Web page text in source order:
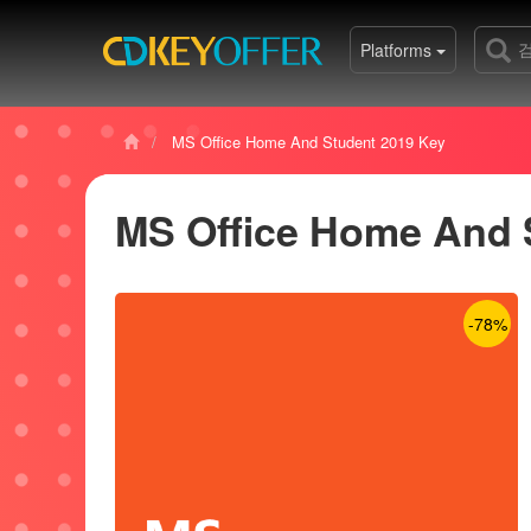
Platforms
MS Office Home And Student 2019 Key
MS Office Home And
-78%